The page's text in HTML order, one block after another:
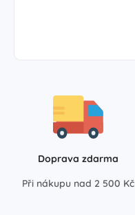
Doprava zdarma
Při nákupu nad 2 500 Kč